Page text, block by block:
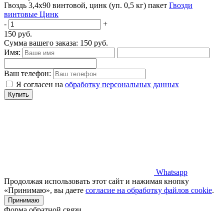
Гвоздь 3,4х90 винтовой, цинк (уп. 0,5 кг) пакет Гвозди
винтовые Цинк
-
+
150 руб.
Сумма вашего заказа: 150 руб.
Имя:
Ваш телефон:
Я согласен на обработку персональных данных
Купить
Whatsapp
Продолжая использовать этот сайт и нажимая кнопку
«Принимаю», вы даете согласие на обработку файлов cookie.
Принимаю